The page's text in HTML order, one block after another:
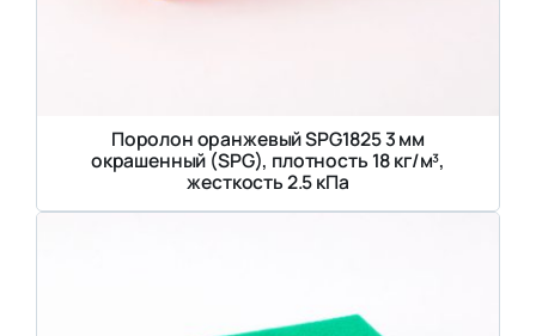
Поролон оранжевый SPG1825 3 мм
окрашенный (SPG), плотность 18 кг/м³,
жесткость 2.5 кПа